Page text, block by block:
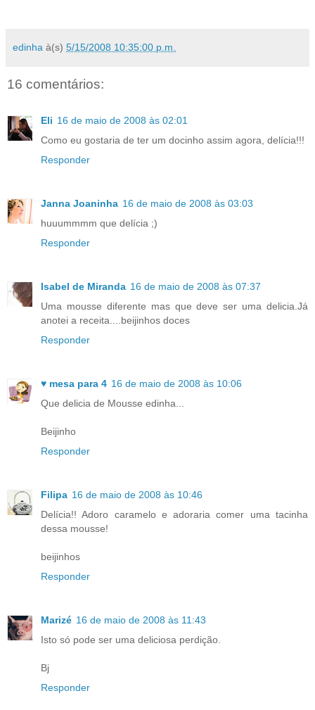
edinha à(s) 5/15/2008 10:35:00 p.m.
16 comentários:
Eli 16 de maio de 2008 às 02:01
Como eu gostaria de ter um docinho assim agora, delícia!!!
Responder
Janna Joaninha 16 de maio de 2008 às 03:03
huuummmm que delícia ;)
Responder
Isabel de Miranda 16 de maio de 2008 às 07:37
Uma mousse diferente mas que deve ser uma delicia.Já
anotei a receita....beijinhos doces
Responder
♥ mesa para 4 16 de maio de 2008 às 10:06
Que delicia de Mousse edinha...
Beijinho
Responder
Filipa 16 de maio de 2008 às 10:46
Delícia!! Adoro caramelo e adoraria comer uma tacinha
dessa mousse!
beijinhos
Responder
Marizé 16 de maio de 2008 às 11:43
Isto só pode ser uma deliciosa perdição.
Bj
Responder